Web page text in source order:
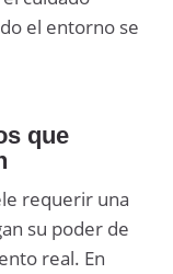
el entorno se
que
requerir una
su poder de
real. En